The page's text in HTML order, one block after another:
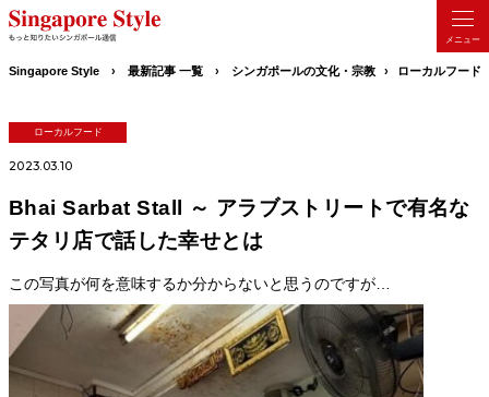
Singapore Style 最新記事 一覧 シンガポールの文化・宗教 ローカルフード
ローカルフード
2023.03.10
Bhai Sarbat Stall ～ アラブストリートで有名な
テタリ店で話した幸せとは
この写真が何を意味するか分からないと思うのですが…